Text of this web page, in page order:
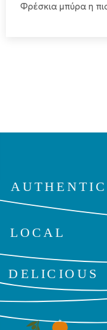
Φρέσκια μπύρα η